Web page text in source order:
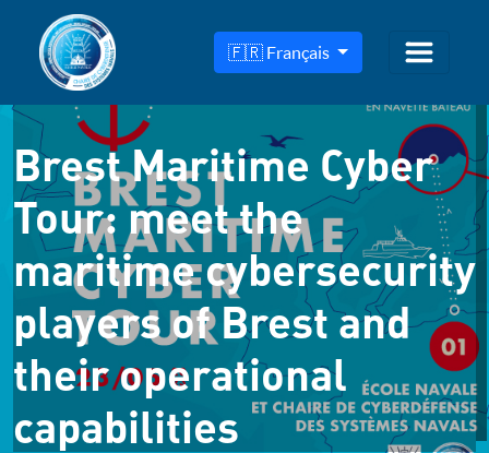
🇫🇷 Français
Brest Maritime Cyber
Tour: meet the
maritime cybersecurity
players of Brest and
their operational
capabilities